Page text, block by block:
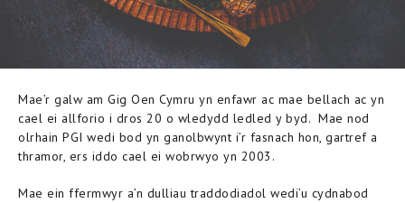
Mae’r galw am Gig Oen Cymru yn enfawr ac mae bellach ac yn
cael ei allforio i dros 20 o wledydd ledled y byd. Mae nod
olrhain PGI wedi bod yn ganolbwynt i’r fasnach hon, gartref a
thramor, ers iddo cael ei wobrwyo yn 2003.
Mae ein ffermwyr a’n dulliau traddodiadol wedi’u cydnabod